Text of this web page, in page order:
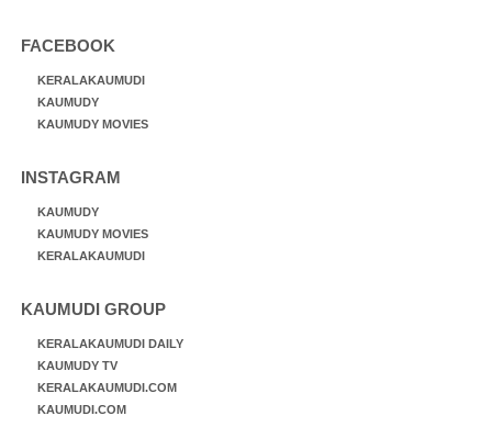
FACEBOOK
KERALAKAUMUDI
KAUMUDY
KAUMUDY MOVIES
INSTAGRAM
KAUMUDY
KAUMUDY MOVIES
KERALAKAUMUDI
KAUMUDI GROUP
KERALAKAUMUDI DAILY
KAUMUDY TV
KERALAKAUMUDI.COM
KAUMUDI.COM